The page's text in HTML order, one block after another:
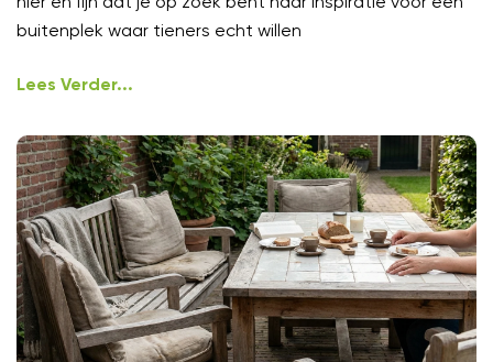
buitenplek waar tieners echt willen
Lees Verder...